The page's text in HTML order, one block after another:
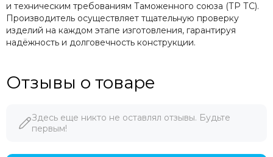
и техническим требованиям Таможенного союза (ТР ТС).
Производитель осуществляет тщательную проверку
изделий на каждом этапе изготовления, гарантируя
надёжность и долговечность конструкции.
Отзывы о товаре
Здесь еще никто не оставлял отзывы. Будьте
первым!